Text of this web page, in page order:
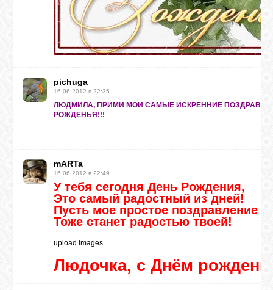
pichuga
16.06.2012 в 22:35
ЛЮДМИЛА, ПРИМИ МОИ САМЫЕ ИСКРЕННИЕ
РОЖДЕНЬЯ!!!
mARTa
16.06.2012 в 22:49
У тебя сегодня День Рождения,
Это самый радостный из дней!
Пусть мое простое поздравление
Тоже станет радостью твоей!
upload images
Людочка, с Днём